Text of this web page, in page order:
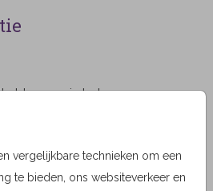
vergelijkbare technieken om een
te bieden, ons websiteverkeer en
bloemen in het paars en